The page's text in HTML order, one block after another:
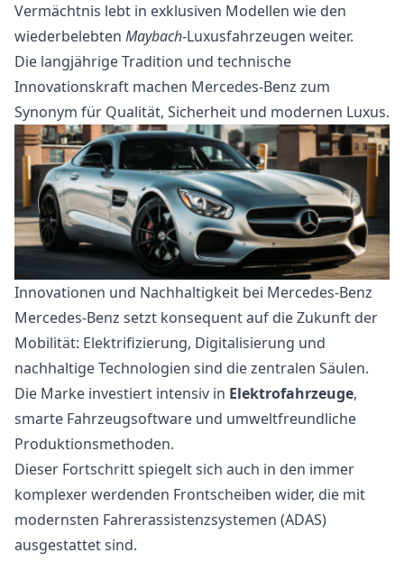
Vermächtnis lebt in exklusiven Modellen wie den
wiederbelebten Maybach-Luxusfahrzeugen weiter.
Die langjährige Tradition und technische
Innovationskraft machen Mercedes-Benz zum
Synonym für Qualität, Sicherheit und modernen Luxus.
Innovationen und Nachhaltigkeit bei Mercedes-Benz
Mercedes-Benz setzt konsequent auf die Zukunft der
Mobilität: Elektrifizierung, Digitalisierung und
nachhaltige Technologien sind die zentralen Säulen.
Die Marke investiert intensiv in Elektrofahrzeuge,
smarte Fahrzeugsoftware und umweltfreundliche
Produktionsmethoden.
Dieser Fortschritt spiegelt sich auch in den immer
komplexer werdenden Frontscheiben wider, die mit
modernsten Fahrerassistenzsystemen (ADAS)
ausgestattet sind.